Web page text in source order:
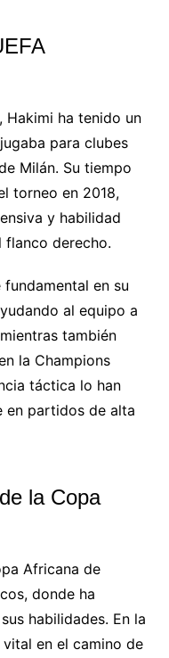
Hakimi ha tenido un
para clubes
Milán. Su tiempo
torneo en 2018,
y habilidad
flanco derecho.
en su
al equipo a
también
la Champions
táctica lo han
en partidos de alta
la Copa
Africana de
donde ha
habilidades. En la
en el camino de